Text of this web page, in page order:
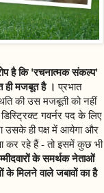
है कि 'रचनात्मक संकल्प'
ही मजबूत है ।प्रभात
की उस मजबूती को नहीं
गवर्नर पद के लिए
उसके ही पक्ष में आयेगा और
कर रहे हैं - तो इसमें कुछ भी
के समर्थक नेताओं
के मिलने वाले जबावों का है